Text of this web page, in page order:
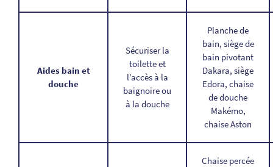
Aides bain et
douche
Sécuriser la
toilette et
l’accès à la
baignoire ou
à la douche
Planche de
bain, siège de
bain pivotant
Dakara, siège
Edora, chaise
de douche
Makémo,
chaise Aston
Chaise percée